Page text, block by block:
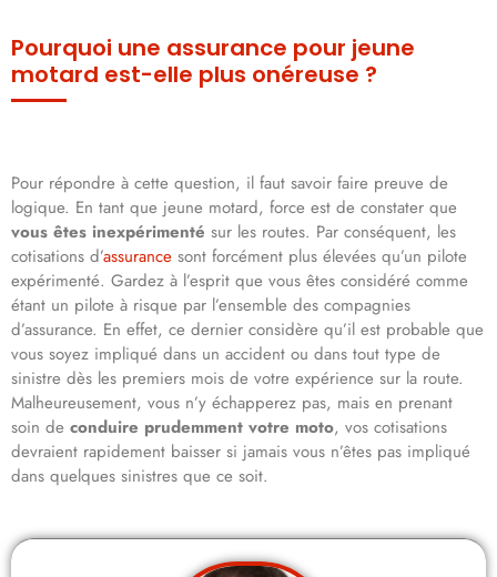
Pourquoi une assurance pour jeune
motard est-elle plus onéreuse ?
Pour répondre à cette question, il faut savoir faire preuve de
logique. En tant que jeune motard, force est de constater que
vous êtes inexpérimenté sur les routes. Par conséquent, les
cotisations d’assurance sont forcément plus élevées qu’un pilote
expérimenté. Gardez à l’esprit que vous êtes considéré comme
étant un pilote à risque par l’ensemble des compagnies
d’assurance. En effet, ce dernier considère qu’il est probable que
vous soyez impliqué dans un accident ou dans tout type de
sinistre dès les premiers mois de votre expérience sur la route.
Malheureusement, vous n’y échapperez pas, mais en prenant
soin de conduire prudemment votre moto, vos cotisations
devraient rapidement baisser si jamais vous n’êtes pas impliqué
dans quelques sinistres que ce soit.